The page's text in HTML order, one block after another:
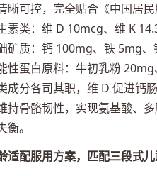
晰可控，完全贴合《中国居
素类：维 D 10mcg、维 K
矿质：钙 100mg、铁 5mg、
性蛋白原料：牛初乳粉 20mg
成分各司其职，维 D 促进钙
持骨骼韧性，实现氨基酸、
衡。
适配服用方案，匹配三段式